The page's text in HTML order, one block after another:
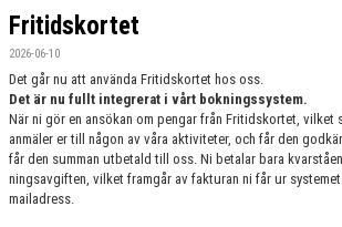
Fritidskortet
2026-06-10
Det går nu att använda Fritidskortet hos oss.
Det är nu fullt integrerat i vårt bokningssystem.
När ni gör en ansökan om pengar från Fritidskortet, vilket
anmäler er till någon av våra aktiviteter, och får den
får den summan utbetald till oss. Ni betalar bara
ningsavgiften, vilket framgår av fakturan ni får ur
mailadress.